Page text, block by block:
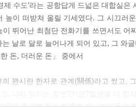
제 수도’라는 공항답게 드넓은 대합실
높이 떠받쳐 올릴 기세였다. 그 시끄러
이 뛰어난 최첨단 전화기를 쓰면서도
는 날로 달로 늘어나게 되어 있고, 그 와
돈, 더러운 돈」 중에서
의 꽌시란 한자로 관계(關係)라고 썼고,